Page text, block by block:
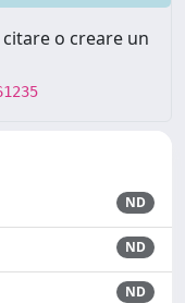
o creare un
ND
ND
ND